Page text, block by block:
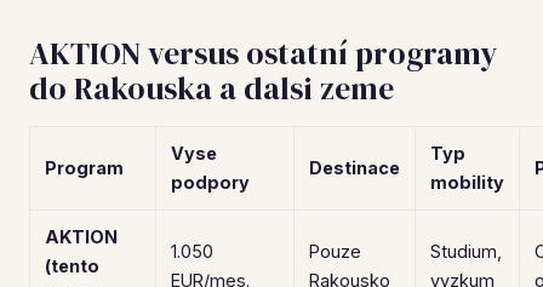
AKTION versus ostatní programy
do Rakouska a dalsi zeme
Program
Vyse
podpory
Destinace
Typ
mobility
AKTION
(tento
1.050
EUR/mes.
Pouze
Rakousko
Studium,
vyzkum